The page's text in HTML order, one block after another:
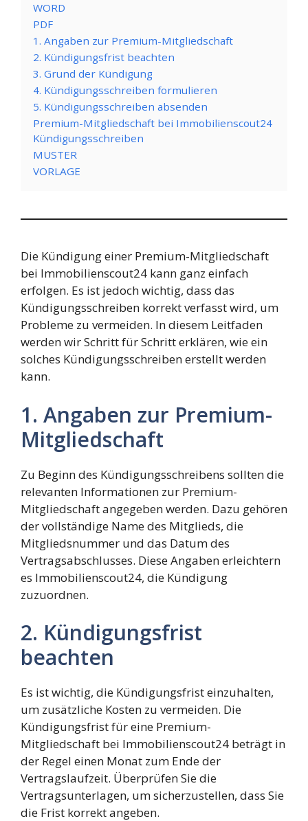
WORD
PDF
1. Angaben zur Premium-Mitgliedschaft
2. Kündigungsfrist beachten
3. Grund der Kündigung
4. Kündigungsschreiben formulieren
5. Kündigungsschreiben absenden
Premium-Mitgliedschaft bei Immobilienscout24
Kündigungsschreiben
MUSTER
VORLAGE
Die Kündigung einer Premium-Mitgliedschaft
bei Immobilienscout24 kann ganz einfach
erfolgen. Es ist jedoch wichtig, dass das
Kündigungsschreiben korrekt verfasst wird, um
Probleme zu vermeiden. In diesem Leitfaden
werden wir Schritt für Schritt erklären, wie ein
solches Kündigungsschreiben erstellt werden
kann.
1. Angaben zur Premium-
Mitgliedschaft
Zu Beginn des Kündigungsschreibens sollten die
relevanten Informationen zur Premium-
Mitgliedschaft angegeben werden. Dazu gehören
der vollständige Name des Mitglieds, die
Mitgliedsnummer und das Datum des
Vertragsabschlusses. Diese Angaben erleichtern
es Immobilienscout24, die Kündigung
zuzuordnen.
2. Kündigungsfrist
beachten
Es ist wichtig, die Kündigungsfrist einzuhalten,
um zusätzliche Kosten zu vermeiden. Die
Kündigungsfrist für eine Premium-
Mitgliedschaft bei Immobilienscout24 beträgt in
der Regel einen Monat zum Ende der
Vertragslaufzeit. Überprüfen Sie die
Vertragsunterlagen, um sicherzustellen, dass Sie
die Frist korrekt angeben.